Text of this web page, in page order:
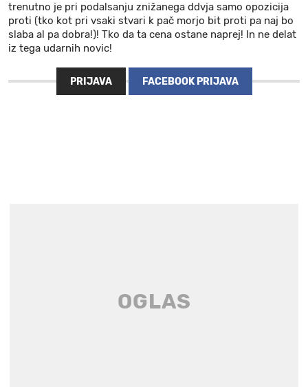
trenutno je pri podalsanju znižanega ddvja samo opozicija
proti (tko kot pri vsaki stvari k pač morjo bit proti pa naj bo
slaba al pa dobra!)! Tko da ta cena ostane naprej! In ne delat
iz tega udarnih novic!
PRIJAVA FACEBOOK PRIJAVA